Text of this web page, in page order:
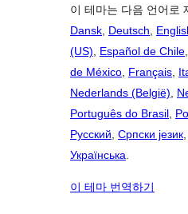
이 테마는 다음 언어로
Dansk, Deutsch,
(US), Español de Chile,
de México, Français,
Nederlands (België),
Português do Brasil,
Русский, Српски језик,
Українська.
이 테마 번역하기